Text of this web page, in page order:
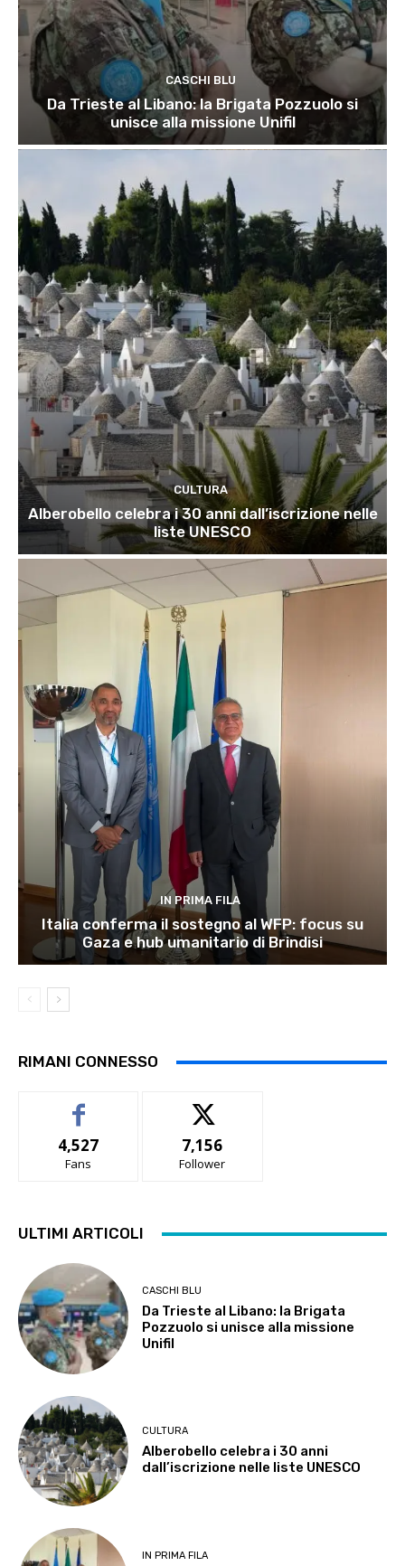
CASCHI BLU
Da Trieste al Libano: la Brigata Pozzuolo si
unisce alla missione Unifil
CULTURA
Alberobello celebra i 30 anni dall’iscrizione nelle
liste UNESCO
IN PRIMA FILA
Italia conferma il sostegno al WFP: focus su
Gaza e hub umanitario di Brindisi
RIMANI CONNESSO
4,527
Fans
7,156
Follower
ULTIMI ARTICOLI
CASCHI BLU
Da Trieste al Libano: la Brigata
Pozzuolo si unisce alla missione
Unifil
CULTURA
Alberobello celebra i 30 anni
dall’iscrizione nelle liste UNESCO
IN PRIMA FILA